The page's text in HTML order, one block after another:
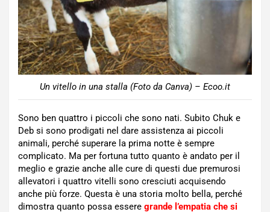
Un vitello in una stalla (Foto da Canva) – Ecoo.it
Sono ben quattro i piccoli che sono nati. Subito Chuk e
Deb si sono prodigati nel dare assistenza ai piccoli
animali, perché superare la prima notte è sempre
complicato. Ma per fortuna tutto quanto è andato per il
meglio e grazie anche alle cure di questi due premurosi
allevatori i quattro vitelli sono cresciuti acquisendo
anche più forze. Questa è una storia molto bella, perché
dimostra quanto possa essere grande l’empatia che si